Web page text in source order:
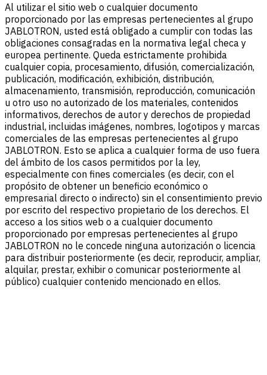
Al utilizar el sitio web o cualquier documento
proporcionado por las empresas pertenecientes al grupo
JABLOTRON, usted está obligado a cumplir con todas las
obligaciones consagradas en la normativa legal checa y
europea pertinente. Queda estrictamente prohibida
cualquier copia, procesamiento, difusión, comercialización,
publicación, modificación, exhibición, distribución,
almacenamiento, transmisión, reproducción, comunicación
u otro uso no autorizado de los materiales, contenidos
informativos, derechos de autor y derechos de propiedad
industrial, incluidas imágenes, nombres, logotipos y marcas
comerciales de las empresas pertenecientes al grupo
JABLOTRON. Esto se aplica a cualquier forma de uso fuera
del ámbito de los casos permitidos por la ley,
especialmente con fines comerciales (es decir, con el
propósito de obtener un beneficio económico o
empresarial directo o indirecto) sin el consentimiento previo
por escrito del respectivo propietario de los derechos. El
acceso a los sitios web o a cualquier documento
proporcionado por empresas pertenecientes al grupo
JABLOTRON no le concede ninguna autorización o licencia
para distribuir posteriormente (es decir, reproducir, ampliar,
alquilar, prestar, exhibir o comunicar posteriormente al
público) cualquier contenido mencionado en ellos.